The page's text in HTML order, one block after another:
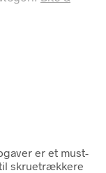
er et must-
skruetrækkere